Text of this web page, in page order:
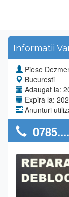
Informatii
Piese
Bucuresti
Adaugat la:
Expira la:
Anunturi